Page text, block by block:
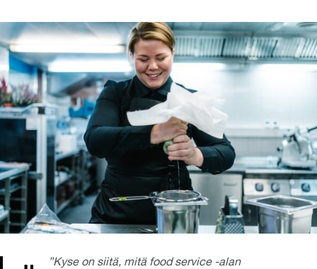
”Kyse on siitä, mitä food service -alan